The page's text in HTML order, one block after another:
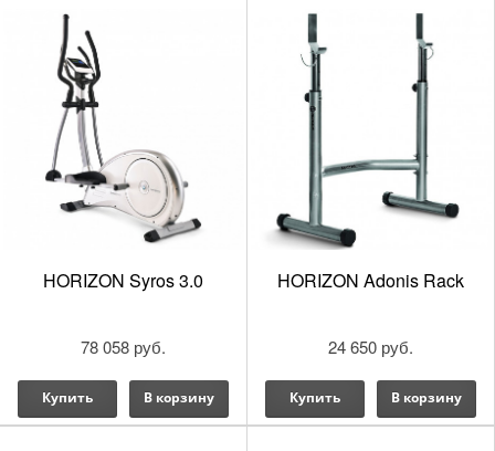
HORIZON Syros 3.0
78 058 руб.
Купить В корзину
HORIZON Adonis Rack
24 650 руб.
Купить В корзину